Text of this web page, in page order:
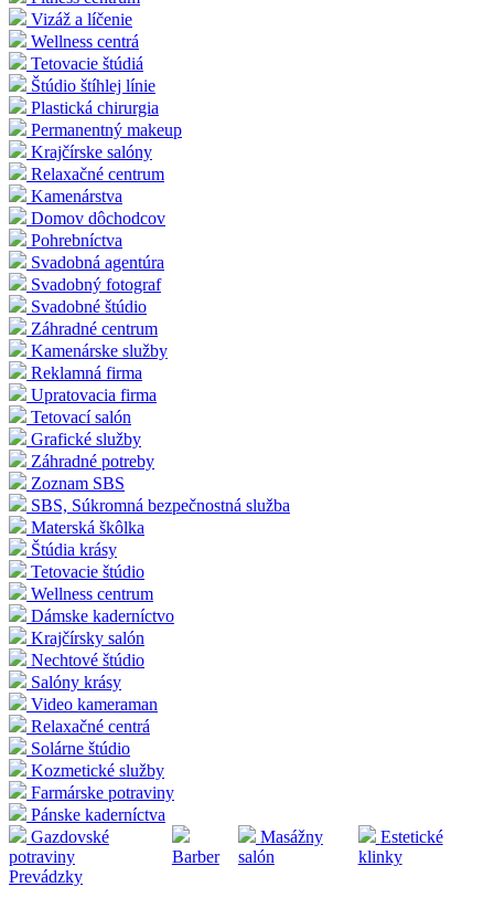
Vizáž a líčenie
Wellness centrá
Tetovacie štúdiá
Štúdio štíhlej línie
Plastická chirurgia
Permanentný makeup
Krajčírske salóny
Relaxačné centrum
Kamenárstva
Domov dôchodcov
Pohrebníctva
Svadobná agentúra
Svadobný fotograf
Svadobné štúdio
Záhradné centrum
Kamenárske služby
Reklamná firma
Upratovacia firma
Tetovací salón
Grafické služby
Záhradné potreby
Zoznam SBS
SBS, Súkromná bezpečnostná služba
Materská škôlka
Štúdia krásy
Tetovacie štúdio
Wellness centrum
Dámske kaderníctvo
Krajčírsky salón
Nechtové štúdio
Salóny krásy
Video kameraman
Relaxačné centrá
Solárne štúdio
Kozmetické služby
Farmárske potraviny
Pánske kaderníctva
Gazdovské
potraviny
Barber
Masážny
salón
Estetické
klinky
Prevádzky